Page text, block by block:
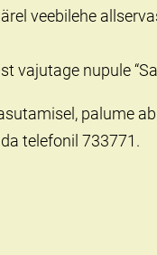
veebilehe
nupule
palume
telefonil 733771.